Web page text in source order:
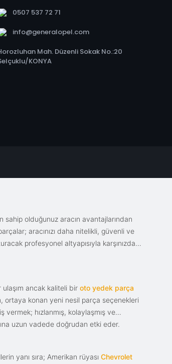
0507 537 72 71
info@generalopel.com
Mah. Düzenli Sokak No.:20
KONYA
olduğunuz aracın avantajlarından
aracınızı daha nitelikli, güvenli ve
profesyonel altyapısıyla karşınızda.
ancak kaliteli bir oto yedek parça
ortaya konan yeni nesil parça seçenekleri
hızlanmış, kolaylaşmış ve
uzun vadede doğrudan etki eder.
yanı sıra; Amerikan rüyası Chevrolet